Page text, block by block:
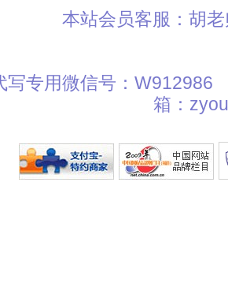
本站会员客服：胡
写专用微信号：
箱：